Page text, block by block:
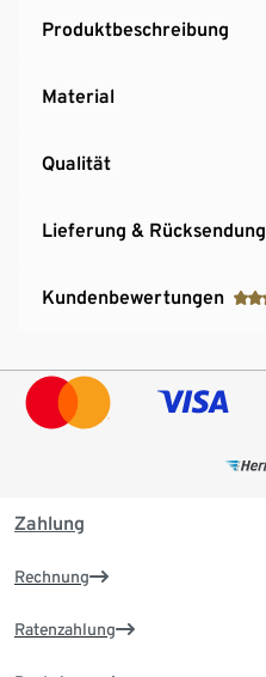
Produktbeschreibung
Material
Qualität
Lieferung & Rücksendung
Kundenbewertungen
Zahlung
Rechnung
Ratenzahlung